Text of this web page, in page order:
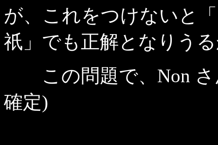
が、これをつけないと
祇」でも正解となりう
この問題で、Non さ
確定)